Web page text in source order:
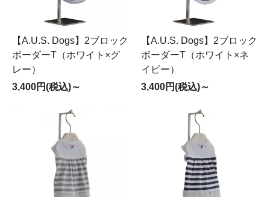
【A.U.S. Dogs】2ブロック
ボーダーT（ホワイト×グ
レー）
3,400円(税込)～
【A.U.S. Dogs】2ブロック
ボーダーT（ホワイト×ネ
イビー）
3,400円(税込)～